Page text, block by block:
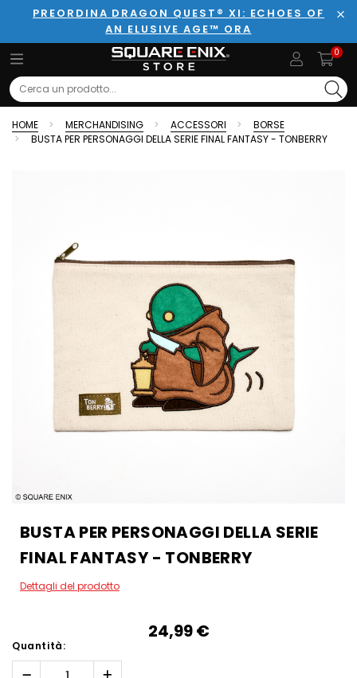
PREORDINA DRAGON QUEST® XI: ECHOES OF
AN ELUSIVE AGE™ ORA
0
Search
HOME MERCHANDISING ACCESSORI
BORSE
BUSTA PER PERSONAGGI DELLA SERIE FINAL FANTASY - TONBERRY
BUSTA PER PERSONAGGI DELLA SERIE
FINAL FANTASY - TONBERRY
Dettagli del prodotto
24,99‎ ‎€
Quantità:
Diminuisci Aumenta